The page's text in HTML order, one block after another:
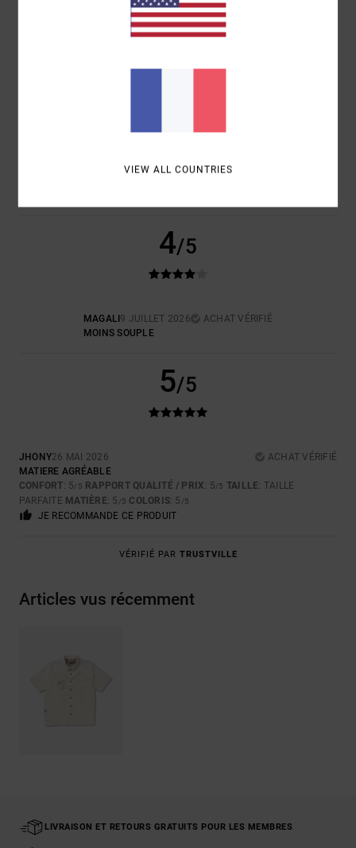
RAPPORT QUALITÉ / PRIX
4/5
MAGALI 9 JUILLET 2026
ACHAT VÉRIFIÉ
MOINS SOUPLE
5/5
JHONY26 MAI 2026
ACHAT VÉRIFIÉ
MATIERE AGRÉABLE
CONFORT: 5/5 RAPPORT QUALITÉ / PRIX: 5/5 TAILLE: TAILLE
PARFAITE MATIÈRE: 5 /5 COLORIS: 5 /5
JE RECOMMANDE CE PRODUIT
VÉRIFIÉ PAR TRUSTVILLE
Articles vus récemment
LIVRAISON ET RETOURS GRATUITS POUR LES MEMBRES
VIEW ALL COUNTRIES